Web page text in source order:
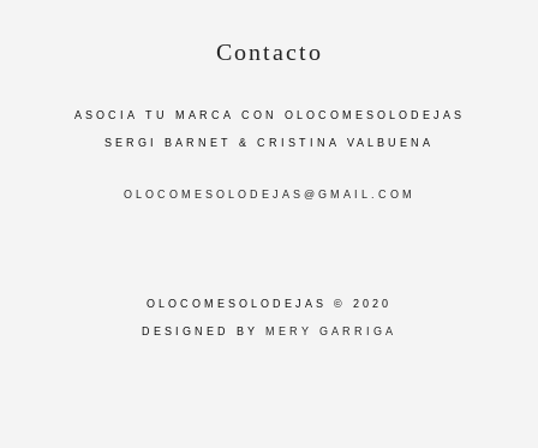
Contacto
ASOCIA TU MARCA CON OLOCOMESOLODEJAS
SERGI BARNET & CRISTINA VALBUENA
OLOCOMESOLODEJAS@GMAIL.COM
OLOCOMESOLODEJAS © 2020
DESIGNED BY MERY GARRIGA